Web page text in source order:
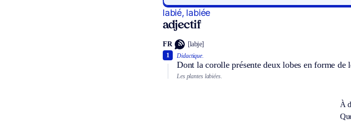
labié, labiée
adjectif
FR [labje]
Didactique.
Dont la corolle présente deux lobes en forme de
1
Les plantes labiées.
À